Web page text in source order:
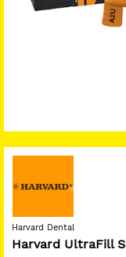
Harvard Dental
Harvard UltraFill